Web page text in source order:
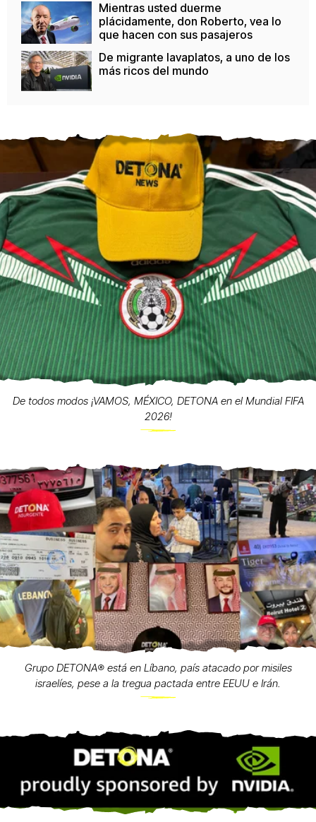
Mientras usted duerme
plácidamente, don Roberto, vea lo
que hacen con sus pasajeros
De migrante lavaplatos, a uno de los
más ricos del mundo
De todos modos ¡VAMOS, MÉXICO, DETONA en el Mundial FIFA
2026!
Grupo DETONA®️ está en Líbano, país atacado por misiles
israelíes, pese a la tregua pactada entre EEUU e Irán.